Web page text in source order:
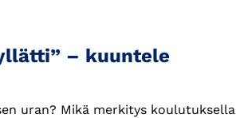
– kuuntele
uran? Mikä merkitys koulutuksella